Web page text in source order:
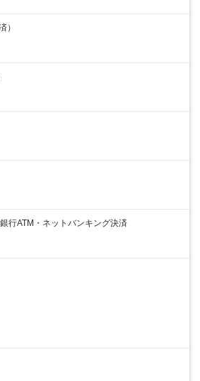
）
行ATM・ネットバンキング決済